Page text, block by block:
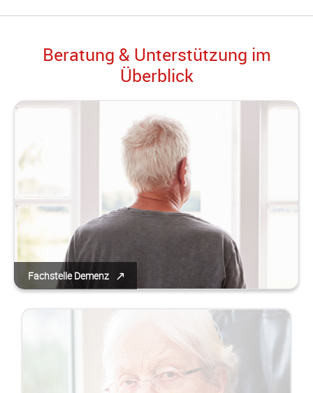
Beratung & Unterstützung im
Überblick
Fachstelle Demenz